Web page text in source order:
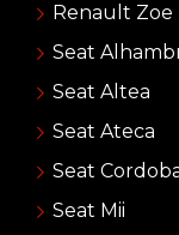
Renault Zoe
Seat
Seat Altea
Seat Ateca
Seat
Seat Mii